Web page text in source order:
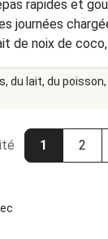
rapides et
journées
de noix de
2 %,
sucre),
SÉSAME,
instructions
lait, du
1 2